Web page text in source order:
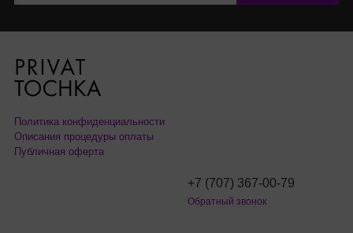
Политика конфиденциальности
Описания процедуры оплаты
Публичная оферта
+7 (707) 367-00-79
Обратный звонок